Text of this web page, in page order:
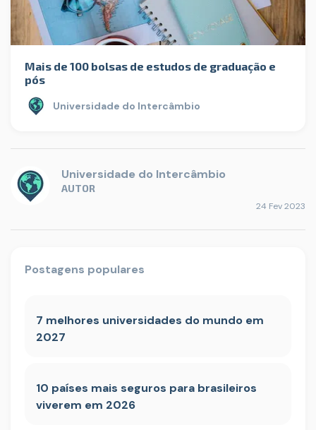
Mais de 100 bolsas de estudos de graduação e
pós
Universidade do Intercâmbio
Universidade do Intercâmbio
AUTOR
24 Fev 2023
Postagens populares
7 melhores universidades do mundo em
2027
10 países mais seguros para brasileiros
viverem em 2026